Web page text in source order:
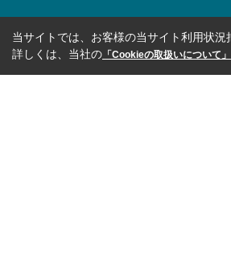
当サイトでは、お客様の当サイト利用状
詳しくは、当社の 「Cookieの取扱いについて」